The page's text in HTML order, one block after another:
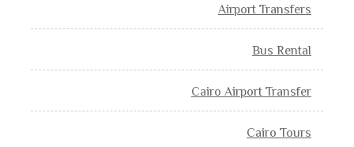
Airport Transfers
Bus Rental
Cairo Airport Transfer
Cairo Tours